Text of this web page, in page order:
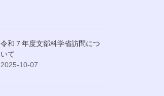
令和７年度文部科学省訪問につ
いて
2025-10-07